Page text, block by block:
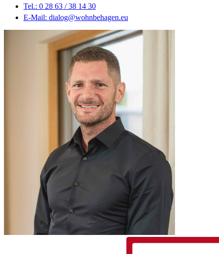
Tel.: 0 28 63 / 38 14 30
E-Mail: dialog@wohnbehagen.eu